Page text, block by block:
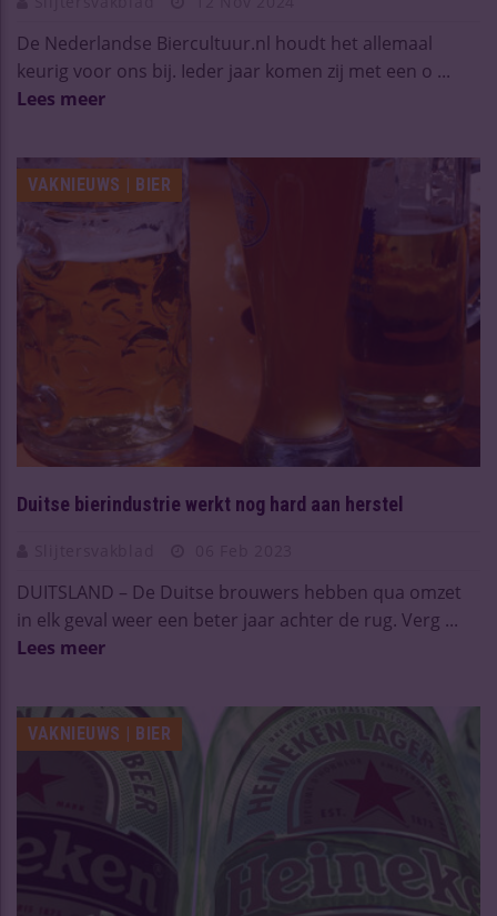
De Nederlandse Biercultuur.nl houdt het allemaal
keurig voor ons bij. Ieder jaar komen zij met een o ...
Lees meer
VAKNIEUWS | BIER
Duitse bierindustrie werkt nog hard aan herstel
DUITSLAND – De Duitse brouwers hebben qua omzet
in elk geval weer een beter jaar achter de rug. Verg ...
Lees meer
VAKNIEUWS | BIER